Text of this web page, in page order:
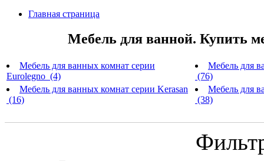
Главная страница
Мебель для ванной. Купить
Мебель для ванных комнат серии
Eurolegno (4)
Мебель для
(76)
Мебель для ванных комнат серии Kerasan
(16)
Мебель для
(38)